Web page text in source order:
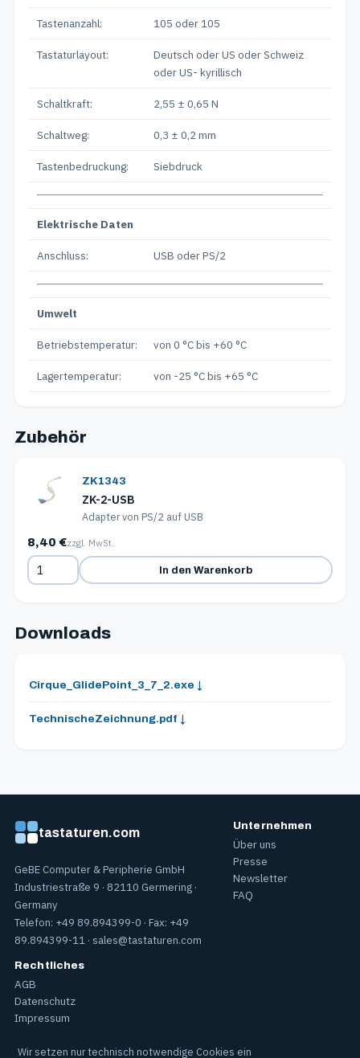
Tastenanzahl: 105 oder 105
Tastaturlayout:
Deutsch oder US oder Schweiz
oder US- kyrillisch
Schaltkraft: 2,55 ± 0,65 N
Schaltweg: 0,3 ± 0,2 mm
Tastenbedruckung: Siebdruck
Elektrische Daten
Anschluss: USB oder PS/2
Umwelt
Betriebstemperatur: von 0 °C bis +60 °C
Lagertemperatur: von -25 °C bis +65 °C
Zubehör
ZK1343
ZK-2-USB
Adapter von PS/2 auf USB
8,40 €zzgl. MwSt.
In den Warenkorb
Downloads
Cirque_GlidePoint_3_7_2.exe ↓
TechnischeZeichnung.pdf ↓
tastaturen.com
GeBE Computer & Peripherie GmbH
Industriestraße 9 · 82110 Germering ·
Germany
Telefon: +49 89.894399-0 · Fax: +49
89.894399-11 · sales@tastaturen.com
Unternehmen
Über uns
Presse
Newsletter
FAQ
Rechtliches
AGB
Datenschutz
Impressum
Wir setzen nur technisch notwendige Cookies ein